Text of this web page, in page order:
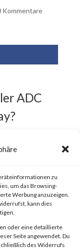
zu
um das Browsing-
Werbung anzuzeigen.
kann dies
oder eine detaillierte
Seite angewendet. Du
des Widerrufs
Kommentare
ADC
to